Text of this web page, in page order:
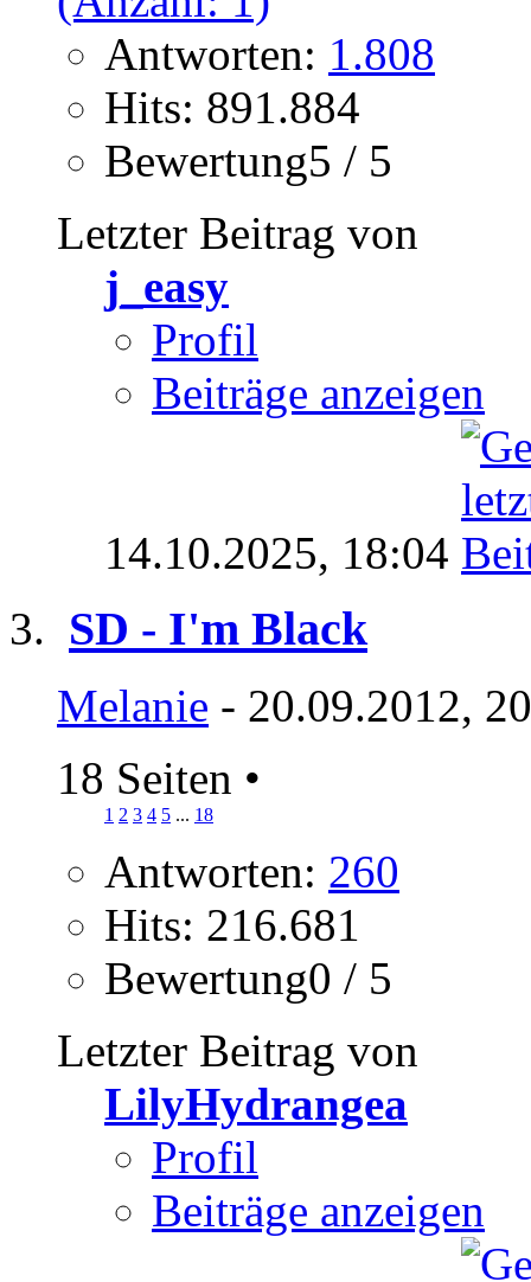
Antworten: 1.808
Hits: 891.884
Bewertung5 / 5
Letzter Beitrag von
j_easy
Profil
Beiträge anzeigen
14.10.2025, 18:04
SD - I'm Black
Melanie - 20.09.2012,
18 Seiten •
1 2 3 4 5 ... 18
Antworten: 260
Hits: 216.681
Bewertung0 / 5
Letzter Beitrag von
LilyHydrangea
Profil
Beiträge anzeigen